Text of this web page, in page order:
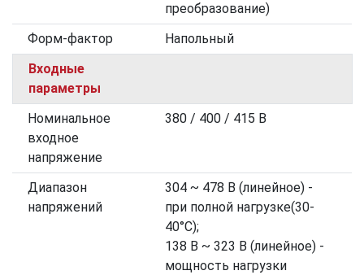
преобразование)
Форм-фактор
Напольный
Входные
параметры
Номинальное
входное
напряжение
380 / 400 / 415 В
Диапазон
напряжений
304 ~ 478 В (линейное) -
при полной нагрузке(30-
40°C);
138 В ~ 323 В (линейное) -
мощность нагрузки